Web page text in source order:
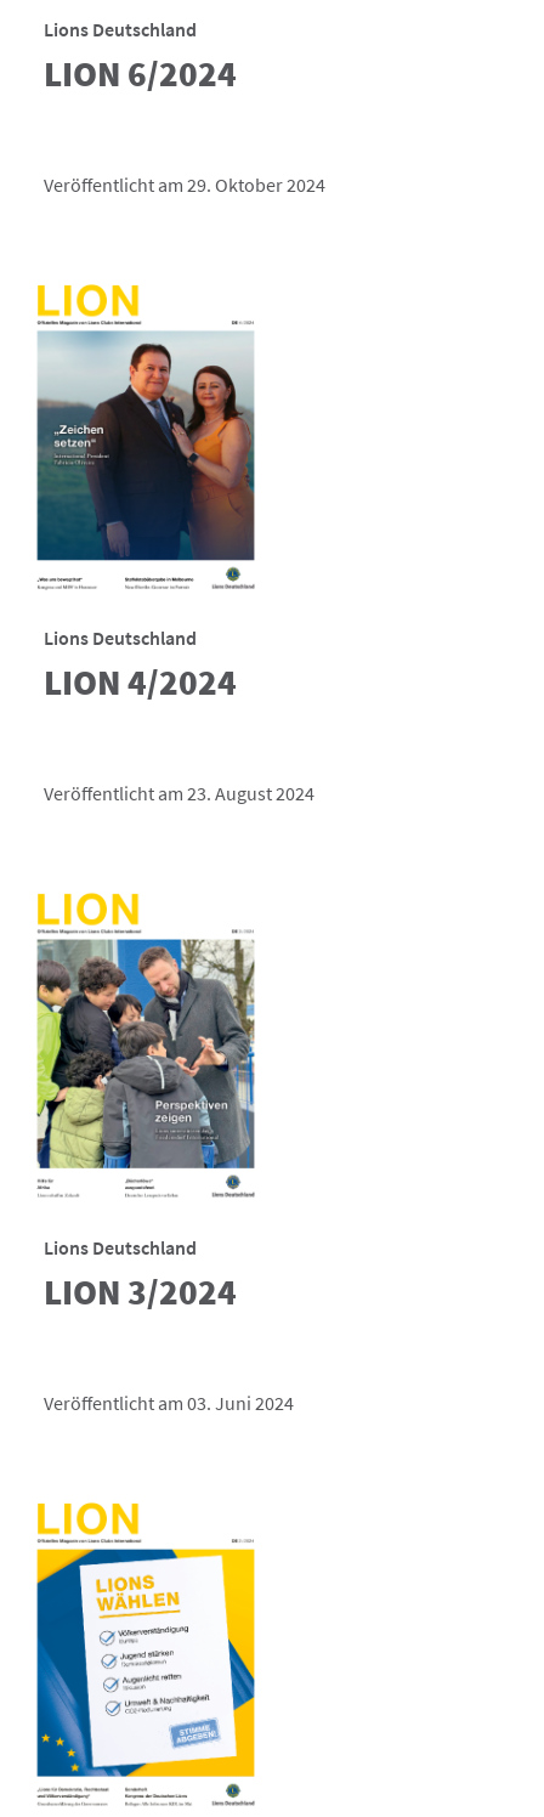
Lions Deutschland
LION 6/2024
Veröffentlicht am 29. Oktober 2024
Lions Deutschland
LION 4/2024
Veröffentlicht am 23. August 2024
Lions Deutschland
LION 3/2024
Veröffentlicht am 03. Juni 2024